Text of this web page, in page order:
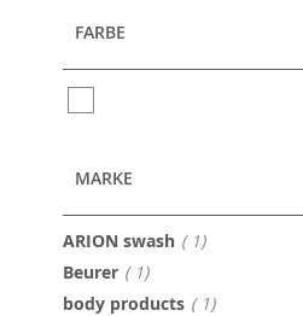
FARBE
MARKE
ARION swash 1Artikel
Beurer 1Artikel
body products 1Artikel